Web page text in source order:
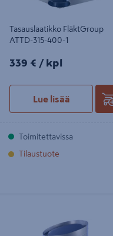
Tasauslaatikko FläktGroup
ATTD-315-400-1
339€/kpl
339 € / kpl
Lue lisää
Toimitettavissa
Tilaustuote